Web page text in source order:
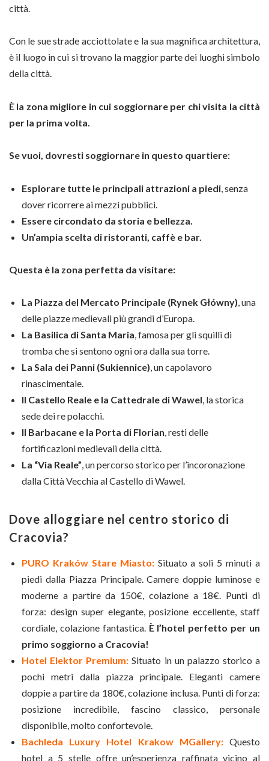
città.
Con le sue strade acciottolate e la sua magnifica architettura,
è il luogo in cui si trovano la maggior parte dei luoghi simbolo
della città.
È la zona migliore in cui soggiornare per chi visita la città
per la prima volta.
Se vuoi, dovresti soggiornare in questo quartiere:
Esplorare tutte le principali attrazioni a piedi , senza
dover ricorrere ai mezzi pubblici.
Essere circondato da storia e bellezza.
Un’ampia scelta di ristoranti, caffè e bar.
Questa è la zona perfetta da visitare:
La Piazza del Mercato Principale (Rynek Główny), una
delle piazze medievali più grandi d’Europa.
La Basilica di Santa Maria, famosa per gli squilli di
tromba che si sentono ogni ora dalla sua torre.
La Sala dei Panni (Sukiennice), un capolavoro
rinascimentale.
Il Castello Reale e la Cattedrale di Wawel, la storica
sede dei re polacchi.
Il Barbacane e la Porta di Florian, resti delle
fortificazioni medievali della città.
La “Via Reale”, un percorso storico per l’incoronazione
dalla Città Vecchia al Castello di Wawel.
Dove alloggiare nel centro storico di
Cracovia?
PURO Kraków Stare Miasto:Situato a soli 5 minuti a
piedi dalla Piazza Principale. Camere doppie luminose e
moderne a partire da 150€, colazione a 18€. Punti di
forza: design super elegante, posizione eccellente, staff
cordiale, colazione fantastica. È l’hotel perfetto per un
primo soggiorno a Cracovia!
Hotel Elektor Premium: Situato in un palazzo storico a
pochi metri dalla piazza principale. Eleganti camere
doppie a partire da 180€, colazione inclusa. Punti di forza:
posizione incredibile, fascino classico, personale
disponibile, molto confortevole.
Bachleda Luxury Hotel Krakow MGallery:Questo
hotel a 5 stelle offre un’esperienza raffinata vicino al